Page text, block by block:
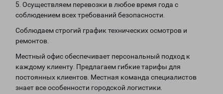
5. Осуществляем перевозки в любое время года с
соблюдением всех требований безопасности.
Соблюдаем строгий график технических осмотров и
ремонтов.
Местный офис обеспечивает персональный подход к
каждому клиенту. Предлагаем гибкие тарифы для
постоянных клиентов. Местная команда специалистов
знает все особенности городской логистики.